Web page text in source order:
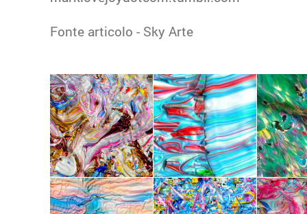
Fonte articolo - Sky Arte